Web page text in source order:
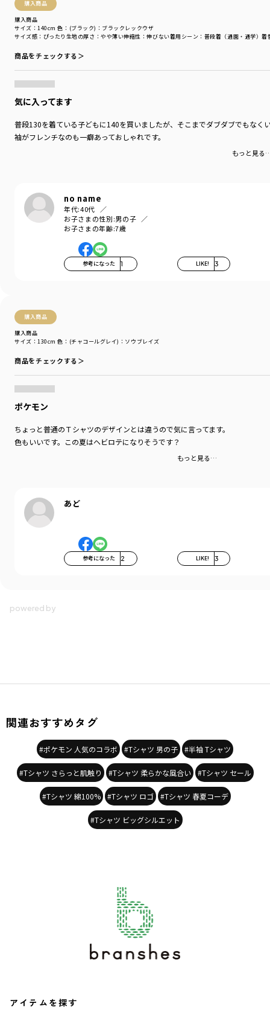
購入商品
購入商品
サイズ感 ：ぴったり 生地の厚さ ：やや薄い伸縮性 ：伸びない着用シーン ：普段着（通園・通学）着
サイズ：140cm 色：(ブラック)：ブラックレックウザ
商品をチェックする＞
気に入ってます
普段130を着ている子どもに140を買いましたが、そこまでダブダブでもなく
袖がフレンチなのも一癖あっておしゃれです。
もっと見る
no name
年代:40代
お子さまの性別:男の子
お子さまの年齢:7歳
参考になった 1 LIKE! 3
購入商品
購入商品
サイズ：130cm 色：(チャコールグレイ)：ソウブレイズ
商品をチェックする＞
ポケモン
ちょっと普通のＴシャツのデザインとは違うので気に言ってます。
色もいいです。この夏はヘビロテになりそうです？
もっと見る…
あど
参考になった 2 LIKE! 3
品番11-4548-009【Pokemon/ポケットモンスター（ポケモン）】
ルームウェア パジャマもおすすめです！
モデル：身長109.0cm 体重17.0kg
サイズ：サイズ110
ブランド ／branshes
シーズン
／ アウトレット
カテゴリ
／ トップス > 半袖Tシャツ・タンクトップ
カラー
ブラック
性別タイプ
／BOY
関連おすすめタグ
#ポケモン 人気のコラボ #Tシャツ 男の子 #半袖 Tシャツ
#Tシャツ さらっと肌触り #Tシャツ 柔らかな風合い #Tシャツ セール
#Tシャツ 綿100% #Tシャツ ロゴ #Tシャツ 春夏コーデ
#Tシャツ ビッグシルエット
アイテムを探す